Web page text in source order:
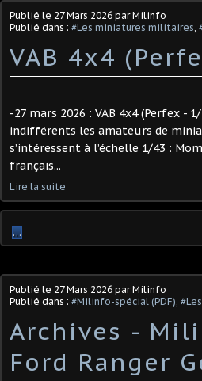
Publié le 27 Mars 2026 par Milinfo
Publié dans : #Les miniatures militaires,
VAB 4x4
-27 mars 2026 : VAB 4x4 (Perfex -
indifférents les amateurs de
s’intéressent à l’échelle 1/43 :
français...
Lire la suite
…
Publié le 27 Mars 2026 par Milinfo
Publié dans : #Milinfo-spécial (PDF),
Archives -
Ford Ranger